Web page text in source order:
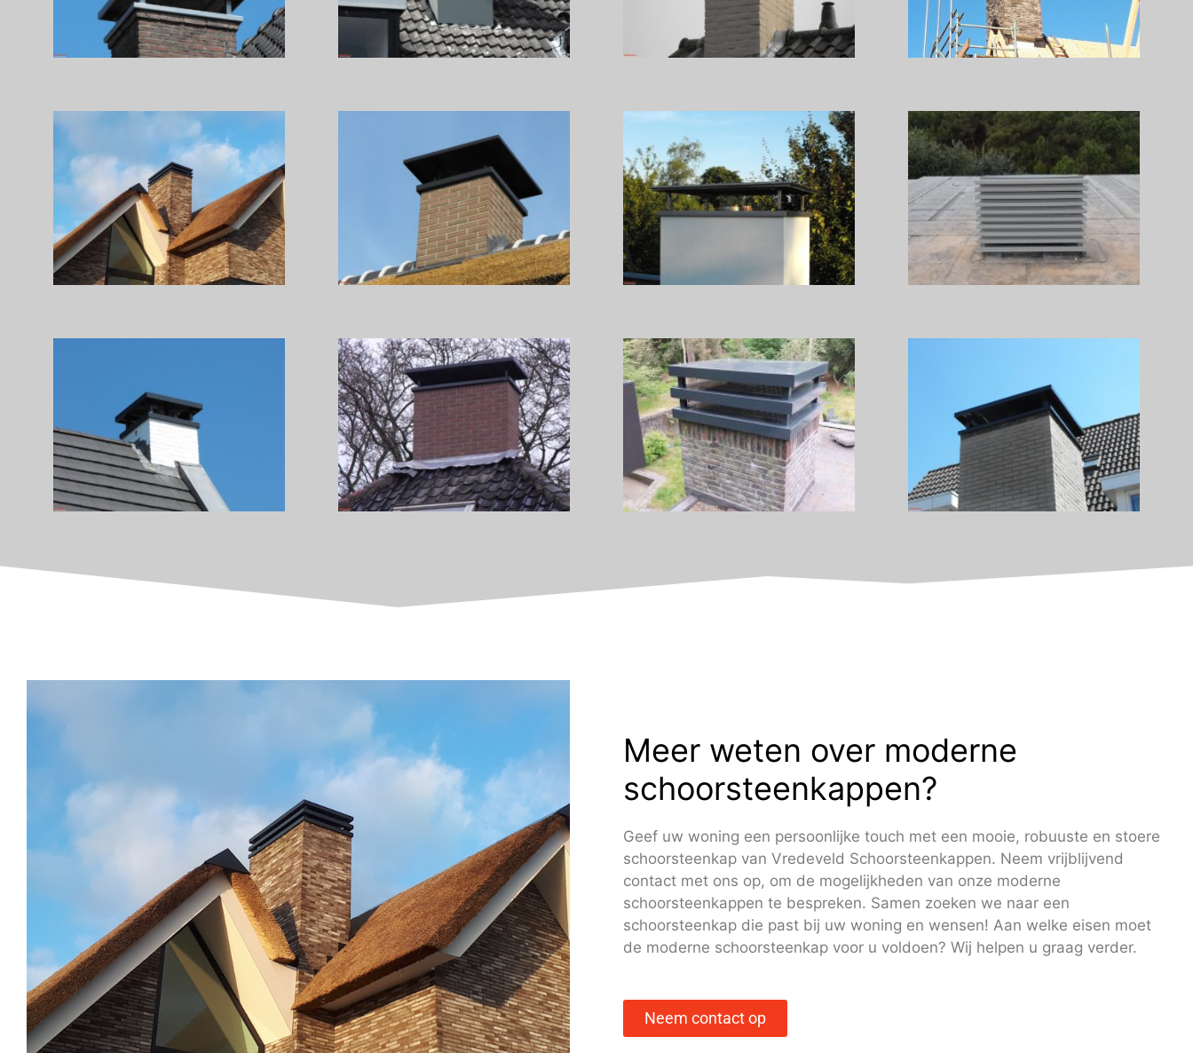
Meer weten over moderne
schoorsteenkappen?
Geef uw woning een persoonlijke touch met een mooie, robuuste en stoere
schoorsteenkap van Vredeveld Schoorsteenkappen. Neem vrijblijvend
contact met ons op, om de mogelijkheden van onze moderne
schoorsteenkappen te bespreken. Samen zoeken we naar een
schoorsteenkap die past bij uw woning en wensen! Aan welke eisen moet
de moderne schoorsteenkap voor u voldoen? Wij helpen u graag verder.
Neem contact op